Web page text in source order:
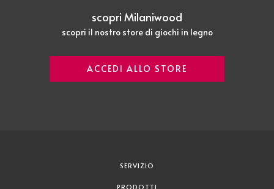
scopri Milaniwood
scopri il nostro store di giochi in legno
ACCEDI ALLO STORE
SERVIZIO
PRODOTTI